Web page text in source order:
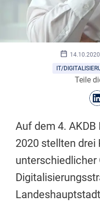
14.10.2020
IT/
Teile
Auf dem 4.
2020 stellten drei
unterschiedlicher